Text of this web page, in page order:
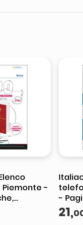
-
-
21,